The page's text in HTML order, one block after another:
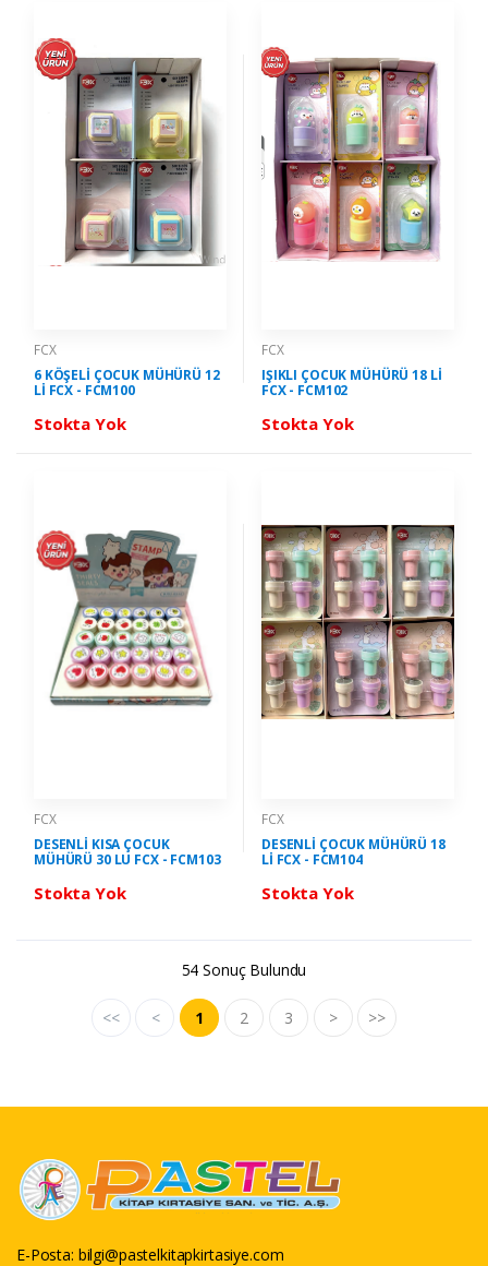
FCX
6 KÖŞELİ ÇOCUK MÜHÜRÜ 12
Lİ FCX - FCM100
Stokta Yok
FCX
IŞIKLI ÇOCUK MÜHÜRÜ 18 Lİ
FCX - FCM102
Stokta Yok
FCX
DESENLİ KISA ÇOCUK
MÜHÜRÜ 30 LU FCX - FCM103
Stokta Yok
FCX
DESENLİ ÇOCUK MÜHÜRÜ 18
Lİ FCX - FCM104
Stokta Yok
54 Sonuç Bulundu
<< < 1 2 3 > >>
E-Posta: bilgi@pastelkitapkirtasiye.com